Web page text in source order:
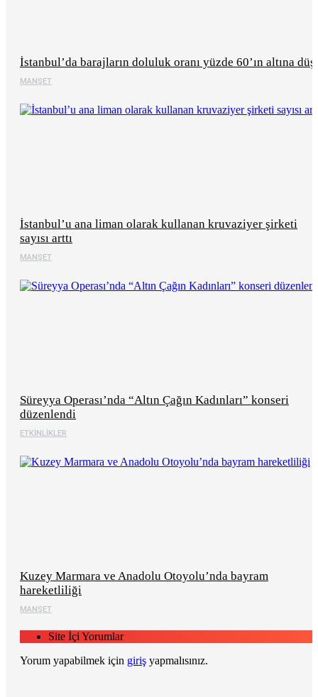
MANŞET
İstanbul’da barajların doluluk oranı yüzde 60’ın altına
MANŞET
İstanbul’u ana liman olarak kullanan kruvaziyer şirketi
sayısı arttı
ETKINLIKLER
Süreyya Operası’nda “Altın Çağın Kadınları” konseri
düzenlendi
MANŞET
Kuzey Marmara ve Anadolu Otoyolu’nda bayram
hareketliliği
Site İçi Yorumlar
Yorum yapabilmek için giriş yapmalısınız.